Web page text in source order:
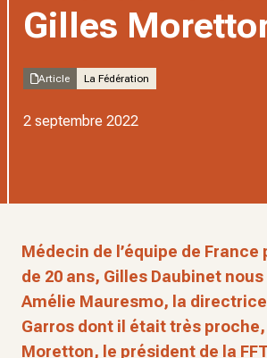
Gilles
Article La Fédération
2 septembre 2022
Médecin de l’équipe de
de 20 ans, Gilles Daubinet
Amélie Mauresmo, la
Garros dont il était très
Moretton, le président de la